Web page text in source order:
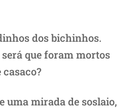
dos bichinhos.
que foram mortos
uma mirada de soslaio,